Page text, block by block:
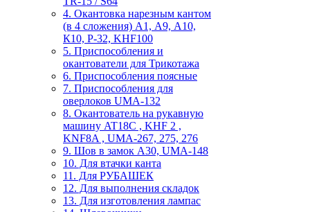
4. Окантовка нарезным кантом
(в 4 сложения) А1, А9, А10,
К10, Р-32, KHF100
5. Приспособления и
окантователи для Трикотажа
6. Приспособления поясные
7. Приспособления для
оверлоков UMA-132
8. Окантователь на рукавную
машину AT18C , KHF 2 ,
KNF8A , UMA-267, 275, 276
9. Шов в замок А30, UMA-148
10. Для втачки канта
11. Для РУБАШЕК
12. Для выполнения складок
13. Для изготовления лампас